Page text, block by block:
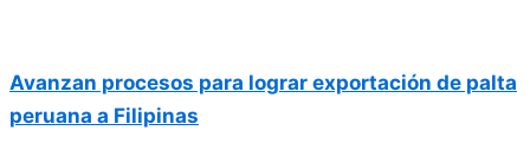
Avanzan procesos para lograr exportación de palta
peruana a Filipinas